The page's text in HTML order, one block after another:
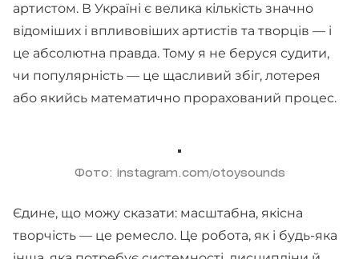
артистом. В Україні є велика кількість значно
відоміших і впливовіших артистів та творців — і
це абсолютна правда. Тому я не беруся судити,
чи популярність — це щасливий збіг, лотерея
або якийсь математично прорахований процес.
Фото: instagram.com/otoysounds
Єдине, що можу сказати: масштабна, якісна
творчість — це ремесло. Це робота, як і будь-яка